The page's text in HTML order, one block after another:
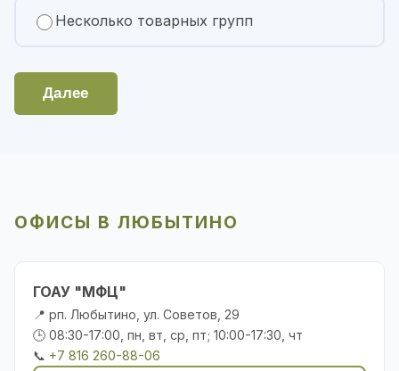
Несколько товарных групп
Далее
ОФИСЫ В ЛЮБЫТИНО
ГОАУ "МФЦ"
📍 рп. Любытино, ул. Советов, 29
🕒 08:30-17:00, пн, вт, ср, пт; 10:00-17:30, чт
📞 +7 816 260-88-06